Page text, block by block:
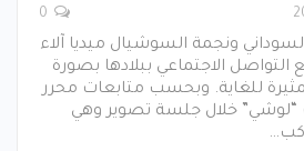
ونجمة السوشيال ميديا آلاء
التواصل الاجتماعي ببلادها بصورة
للغاية. وبحسب متابعات محرر
خلال جلسة تصوير وهي